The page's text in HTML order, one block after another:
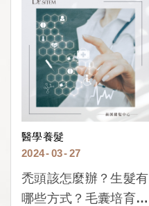
PDRN生物技術！
醫學養髮
27
03
2024
禿頭該怎麼辦？生髮有
哪些方式？毛囊培育所